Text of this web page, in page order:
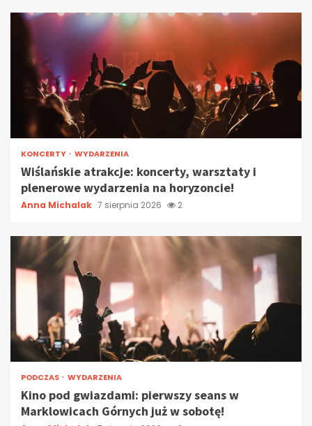
KONCERTY WYDARZENIA
Wiślańskie atrakcje: koncerty, warsztaty i
plenerowe wydarzenia na horyzoncie!
Anna Michalak 7 sierpnia 2026 2
PODCZAS WYDARZENIA
Kino pod gwiazdami: pierwszy seans w
Marklowicach Górnych już w sobotę!